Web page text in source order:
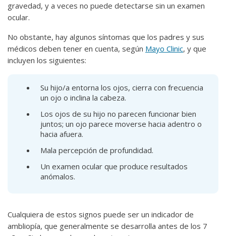
gravedad, y a veces no puede detectarse sin un examen
ocular.
No obstante, hay algunos síntomas que los padres y sus
médicos deben tener en cuenta, según Mayo Clinic, y que
incluyen los siguientes:
Su hijo/a entorna los ojos, cierra con frecuencia
un ojo o inclina la cabeza.
Los ojos de su hijo no parecen funcionar bien
juntos; un ojo parece moverse hacia adentro o
hacia afuera.
Mala percepción de profundidad.
Un examen ocular que produce resultados
anómalos.
Cualquiera de estos signos puede ser un indicador de
ambliopía, que generalmente se desarrolla antes de los 7